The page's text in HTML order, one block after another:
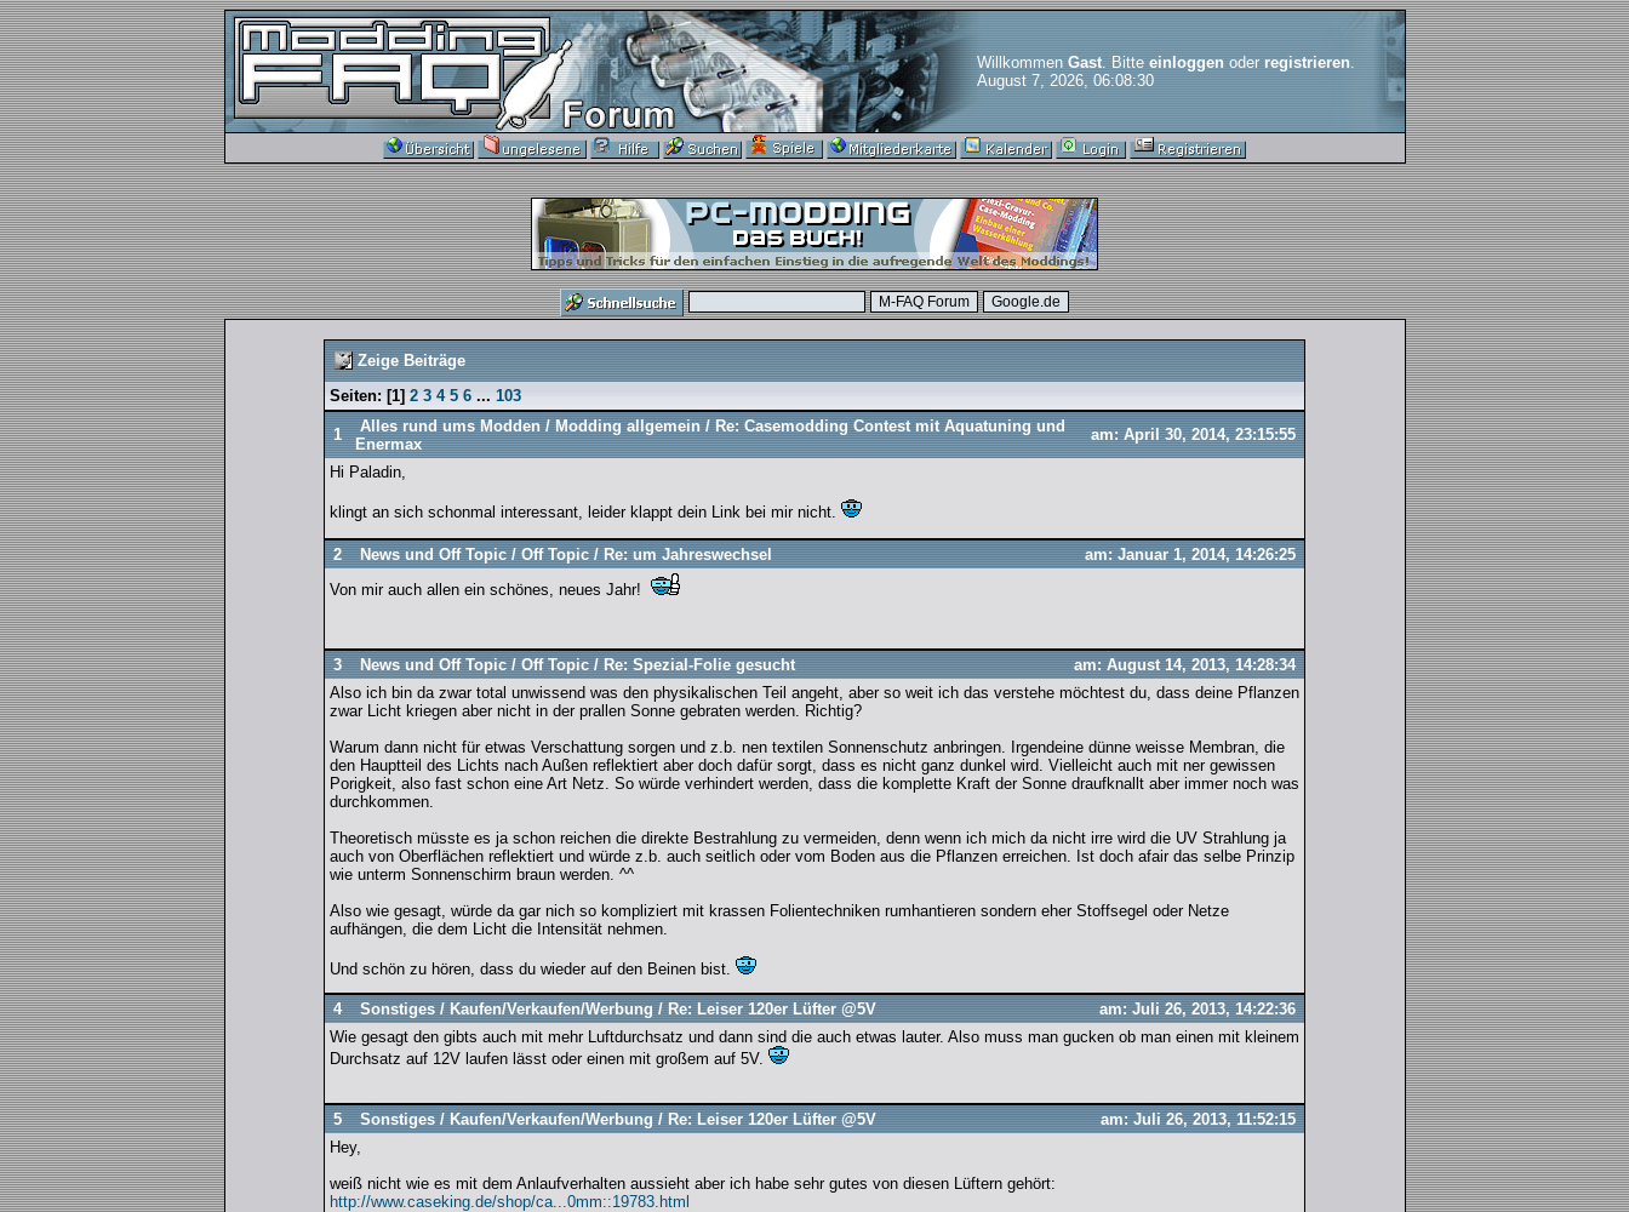
Willkommen Gast. Bitte einloggenoder registrieren.
August 7, 2026, 06:08:30
Zeige Beiträge
Seiten: [1] 2 3 4 5 6 ... 103
1 Alles rund ums Modden / Modding allgemein / Re: Casemodding Contest mit Aquatuning und
Enermax
am: April 30, 2014, 23:15:55
Hi Paladin,
klingt an sich schonmal interessant, leider klappt dein Link bei mir nicht.
2 News und Off Topic / Off Topic / Re: um Jahreswechsel
am: Januar 1, 2014, 14:26:25
Von mir auch allen ein schönes, neues Jahr!
3 News und Off Topic / Off Topic / Re: Spezial-Folie gesucht
am: August 14, 2013, 14:28:34
Also ich bin da zwar total unwissend was den physikalischen Teil angeht, aber so weit ich das verstehe möchtest du, dass deine Pflanzen
zwar Licht kriegen aber nicht in der prallen Sonne gebraten werden. Richtig?
Warum dann nicht für etwas Verschattung sorgen und z.b. nen textilen Sonnenschutz anbringen. Irgendeine dünne weisse Membran, die
den Hauptteil des Lichts nach Außen reflektiert aber doch dafür sorgt, dass es nicht ganz dunkel wird. Vielleicht auch mit ner gewissen
Porigkeit, also fast schon eine Art Netz. So würde verhindert werden, dass die komplette Kraft der Sonne draufknallt aber immer noch was
durchkommen.
Theoretisch müsste es ja schon reichen die direkte Bestrahlung zu vermeiden, denn wenn ich mich da nicht irre wird die UV Strahlung ja
auch von Oberflächen reflektiert und würde z.b. auch seitlich oder vom Boden aus die Pflanzen erreichen. Ist doch afair das selbe Prinzip
wie unterm Sonnenschirm braun werden. ^^
Also wie gesagt, würde da gar nich so kompliziert mit krassen Folientechniken rumhantieren sondern eher Stoffsegel oder Netze
aufhängen, die dem Licht die Intensität nehmen.
Und schön zu hören, dass du wieder auf den Beinen bist.
4 Sonstiges / Kaufen/Verkaufen/Werbung / Re: Leiser 120er Lüfter @5V
am: Juli 26, 2013, 14:22:36
Wie gesagt den gibts auch mit mehr Luftdurchsatz und dann sind die auch etwas lauter. Also muss man gucken ob man einen mit kleinem
Durchsatz auf 12V laufen lässt oder einen mit großem auf 5V.
5 Sonstiges / Kaufen/Verkaufen/Werbung / Re: Leiser 120er Lüfter @5V
am: Juli 26, 2013, 11:52:15
Hey,
weiß nicht wie es mit dem Anlaufverhalten aussieht aber ich habe sehr gutes von diesen Lüftern gehört:
http://www.caseking.de/shop/ca...0mm::19783.html